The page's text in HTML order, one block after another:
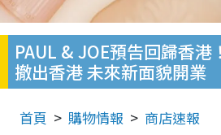
PAUL & JOE預告回歸香
撤出香港 未來新面貌開業
首頁 購物情報 商店速報